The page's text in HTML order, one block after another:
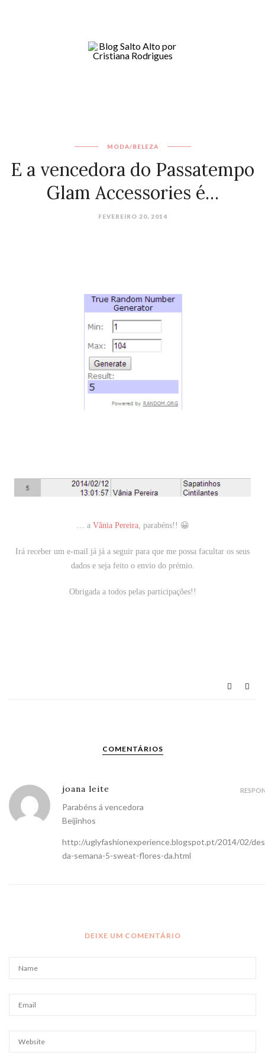
MODA/BELEZA
E a vencedora do Passatempo
Glam Accessories é…
FEVEREIRO 20, 2014
… a Vânia Pereira, parabéns!! 😀
Irá receber um e-mail já já a seguir para que me possa facultar os seus
dados e seja feito o envio do prémio.
Obrigada a todos pelas participações!!
COMENTÁRIOS
joana leite
Parabéns á vencedora
Beijinhos
http://uglyfashionexperience.blogspot.pt/2014/02/
da-semana-5-sweat-flores-da.html
DEIXE UM COMENTÁRIO